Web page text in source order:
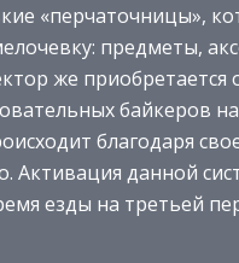
«перчаточницы»,
предметы,
же
байкеров
благодаря
Активация данной
езды на третьей